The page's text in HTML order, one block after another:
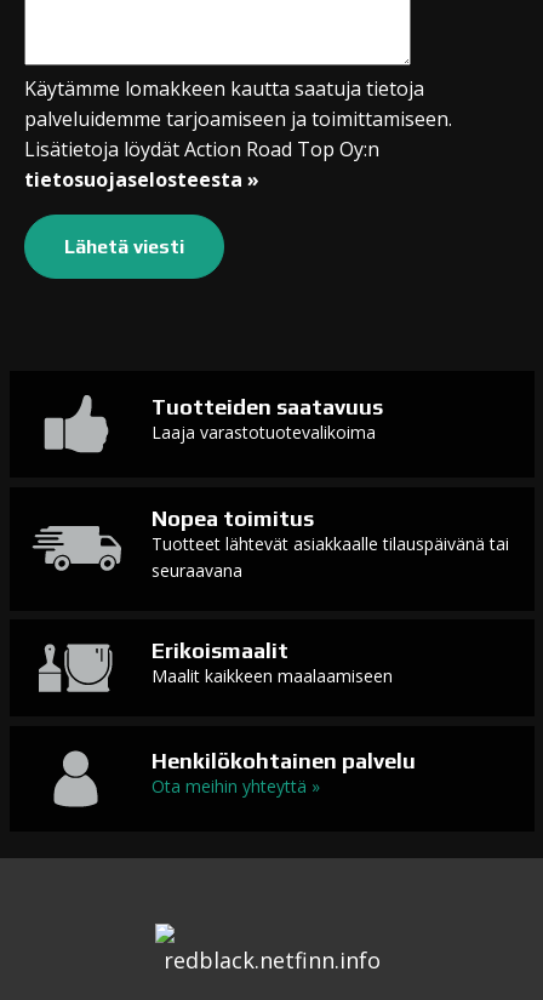
Käytämme lomakkeen kautta saatuja tietoja
palveluidemme tarjoamiseen ja toimittamiseen.
Lisätietoja löydät Action Road Top Oy:n
tietosuojaselosteesta »
Tuotteiden saatavuus
Laaja varastotuotevalikoima
Nopea toimitus
Tuotteet lähtevät asiakkaalle tilauspäivänä tai
seuraavana
Erikoismaalit
Maalit kaikkeen maalaamiseen
Henkilökohtainen palvelu
Ota meihin yhteyttä »